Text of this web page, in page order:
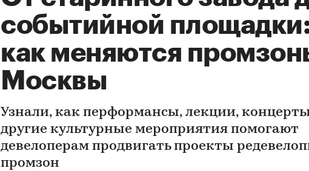
событийной
как меняются
Москвы
Узнали, как перформансы, лекции,
другие культурные мероприятия помогают
девелоперам продвигать проекты
промзон